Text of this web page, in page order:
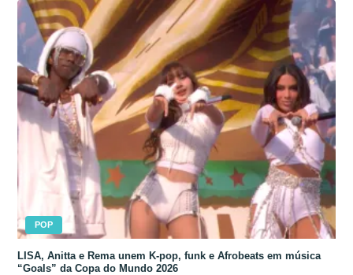
POP
LISA, Anitta e Rema unem K-pop, funk e Afrobeats em música
“Goals” da Copa do Mundo 2026